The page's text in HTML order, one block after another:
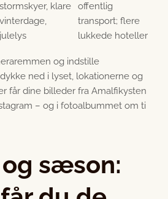
stormskyer, klare
vinterdage,
julelys
offentlig
transport; flere
lukkede hoteller
og indstille
ned i lyset, lokationerne og
får dine billeder fra Amalfikysten
– og i fotoalbummet om ti
og sæson: